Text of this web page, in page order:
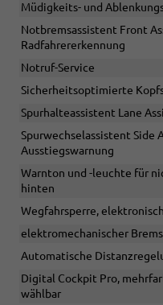
Müdigkeits- und
Notbremsassistent Front
Radfahrererkennung
Notruf-Service
Sicherheitsoptimierte
Spurhalteassistent Lane
Spurwechselassistent Side
Ausstiegswarnung
Warnton und -leuchte für
hinten
Wegfahrsperre, elektronisch
elektromechanischer
Automatische
Digital Cockpit Pro,
wählbar